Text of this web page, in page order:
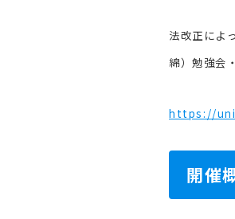
法改正によ
綿）勉強会
https://
開催